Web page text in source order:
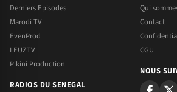
Derniers Episodes
Marodi TV
EvenProd
LEUZTV
Pikini Production
RADIOS DU SENEGAL
Qui
Contact
CGU
NOUS